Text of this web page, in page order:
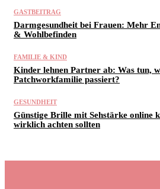
GASTBEITRAG
Darmgesundheit bei Frauen: Mehr
& Wohlbefinden
FAMILIE & KIND
Kinder lehnen Partner ab: Was tun,
Patchworkfamilie passiert?
GESUNDHEIT
Günstige Brille mit Sehstärke online
wirklich achten sollten